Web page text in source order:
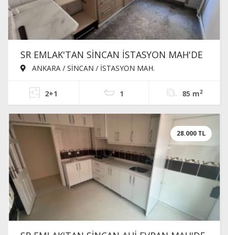
SR EMLAK'TAN SİNCAN İSTASYON MAH'DE
2+1 85m² TRENE YAKIN SATILIK DAİRE
ANKARA / SİNCAN / İSTASYON MAH.
2+1 1 85 m2
28.000 TL